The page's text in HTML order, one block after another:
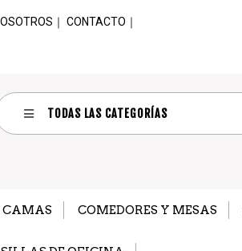
｜ CONTACTO ｜
TODAS LAS CATEGORÍAS
CAMAS COMEDORES Y MESAS